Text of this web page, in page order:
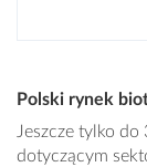
Polski rynek
Jeszcze tylko do
dotyczącym